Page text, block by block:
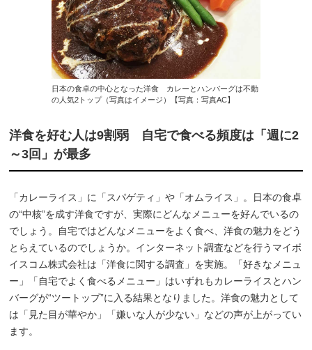
日本の食卓の中心となった洋食 カレーとハンバーグは不動
の人気2トップ（写真はイメージ）【写真：写真AC】
洋食を好む人は9割弱 自宅で食べる頻度は「週に2
～3回」が最多
「カレーライス」に「スパゲティ」や「オムライス」。日本の食卓
の“中核”を成す洋食ですが、実際にどんなメニューを好んでいるの
でしょう。自宅ではどんなメニューをよく食べ、洋食の魅力をどう
とらえているのでしょうか。インターネット調査などを行うマイボ
イスコム株式会社は「洋食に関する調査」を実施。「好きなメニュ
ー」「自宅でよく食べるメニュー」はいずれもカレーライスとハン
バーグが“ツートップ”に入る結果となりました。洋食の魅力として
は「見た目が華やか」「嫌いな人が少ない」などの声が上がってい
ます。